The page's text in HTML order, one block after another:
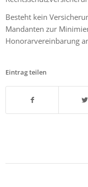
Besteht kein
Mandanten zur
Honorarvereinbarung
Eintrag teilen